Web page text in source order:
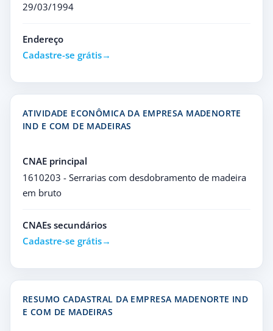
29/03/1994
Endereço
Cadastre-se grátis
ATIVIDADE ECONÔMICA DA EMPRESA MADENORTE
IND E COM DE MADEIRAS
CNAE principal
1610203 - Serrarias com desdobramento de madeira
em bruto
CNAEs secundários
Cadastre-se grátis
RESUMO CADASTRAL DA EMPRESA MADENORTE IND
E COM DE MADEIRAS